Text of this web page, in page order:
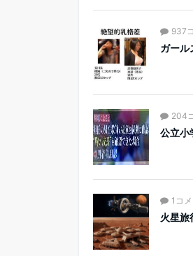
937
ガール
204
公立小
1コ
火星旅